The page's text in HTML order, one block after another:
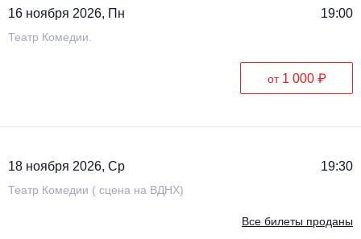
16 ноября 2026, Пн 19:00
Театр Комедии.
от 1 000 ₽
18 ноября 2026, Ср 19:30
Театр Комедии ( сцена на ВДНХ)
Все билеты проданы